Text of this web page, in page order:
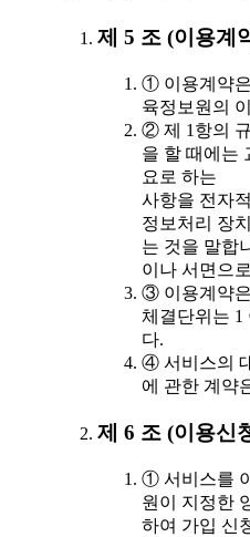
제 5 조 (이용계
① 이용계약
육정보원의
② 제 1항의
을 할 때에는
요로 하는
사항을 전자
정보처리 장
는 것을 말합
이나 서면으
③ 이용계약
체결단위는 1
다.
④ 서비스의
에 관한 계약
제 6 조 (이용신
① 서비스를
원이 지정한
하여 가입 신